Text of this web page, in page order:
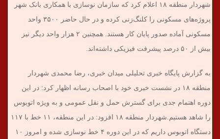
شهردار منطقه ۱۸ اعلام کرد که سازمان نوسازی با همکاری بانک شهر
پروژه‌های مسکونی را کلنگ‌زنی کرده و در حال حاضر ۳۵۰۰ واحد
مسکونی آماده صدور پایان کار هستند. همچنین ۲ هزار واحد دیگر نیز
بیش از ۵۰ درصد پیشرفت فیزیکی داشته‌اند.
به گزارش پایگاه خبری تحلیلی میدان خبری، رضا محمدی شهردار
منطقه ۱۸ در نشست خبری خود با اصحاب رسانه اظهار کرد: در این
دوره اهتمام جدی برای گسترش حمل و نقل عمومی و به ویژه اتوبوس
را شاهد هستیم.
شهردار منطقه ۱۸ افزود: در این منطقه، ۱۱ خط با ۱۱۷
دستگاه اتوبوس داریم که در این دوره ۴ خط نوسازی شده و امروز ۱۰